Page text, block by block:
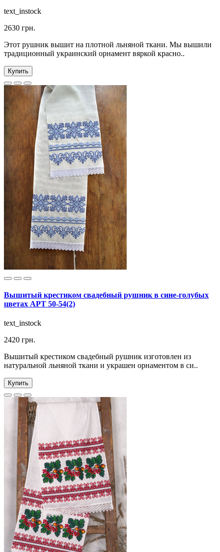
text_instock
2630 грн.
Этот рушник вышит на плотной льняной ткани. Мы вышили
традиционный украинский орнамент вяркой красно..
Купить
Вышитый крестиком свадебный рушник в сине-голубых
цветах АРТ 50-54(2)
text_instock
2420 грн.
Вышитый крестиком свадебный рушник изготовлен из
натуральной льняной ткани и украшен орнаментом в си..
Купить